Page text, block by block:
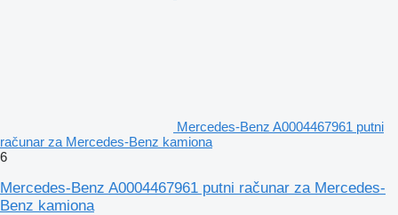
Mercedes-Benz A0004467961 putni
računar za Mercedes-Benz kamiona
6
Mercedes-Benz A0004467961 putni računar za Mercedes-
Benz kamiona